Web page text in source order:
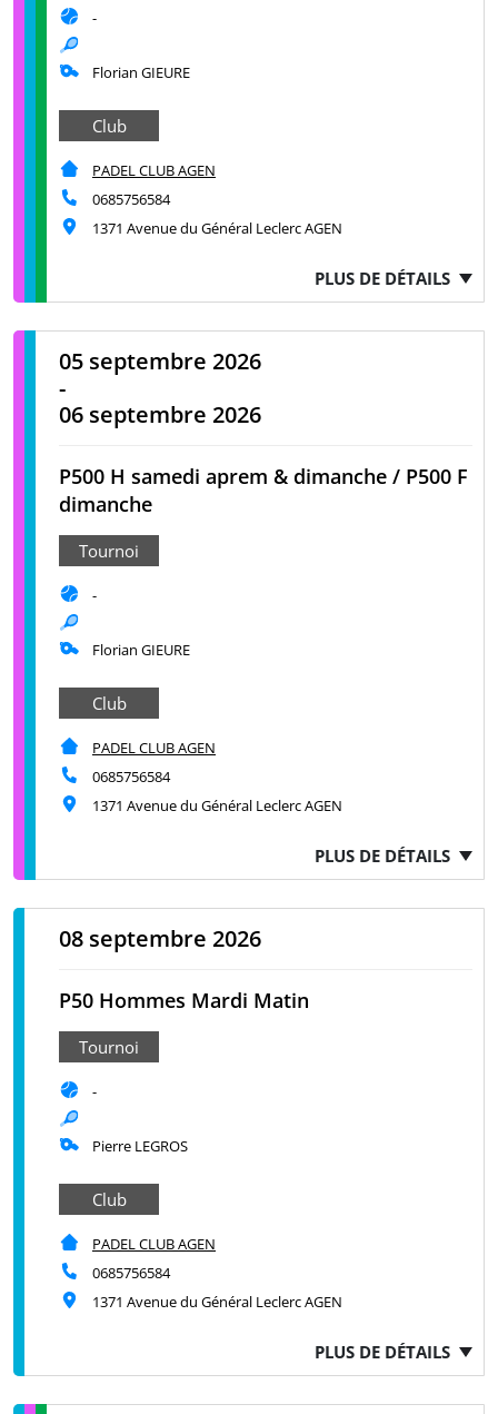
-
Florian GIEURE
Club
PADEL CLUB AGEN
0685756584
1371 Avenue du Général Leclerc AGEN
PLUS DE DÉTAILS
05 septembre 2026
-
06 septembre 2026
P500 H samedi aprem & dimanche / P500 F
dimanche
Tournoi
-
Florian GIEURE
Club
PADEL CLUB AGEN
0685756584
1371 Avenue du Général Leclerc AGEN
PLUS DE DÉTAILS
08 septembre 2026
P50 Hommes Mardi Matin
Tournoi
-
Pierre LEGROS
Club
PADEL CLUB AGEN
0685756584
1371 Avenue du Général Leclerc AGEN
PLUS DE DÉTAILS